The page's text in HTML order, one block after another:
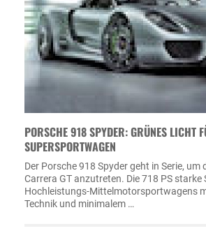
PORSCHE 918 SPYDER: GRÜNES LICHT
SUPERSPORTWAGEN
Der Porsche 918 Spyder geht in Serie, um
Carrera GT anzutreten. Die 718 PS starke
Hochleistungs-Mittelmotorsportwagens
Technik und minimalem …